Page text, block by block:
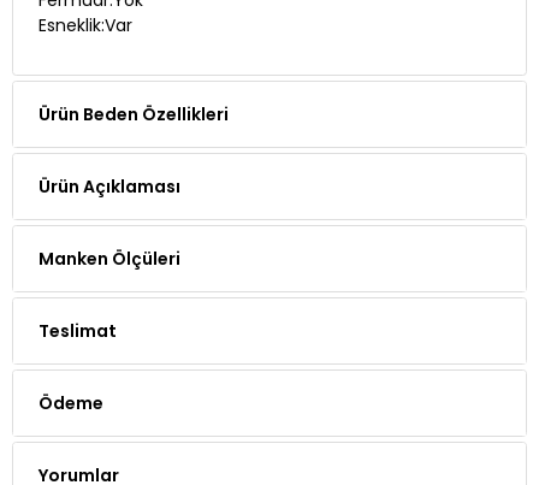
Ürün Beden Özellikleri
Ürün Açıklaması
Manken Ölçüleri
Teslimat
Ödeme
Yorumlar